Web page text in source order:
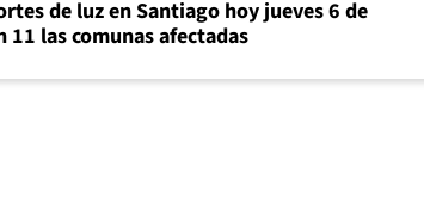
de luz en Santiago hoy jueves 6 de
11 las comunas afectadas